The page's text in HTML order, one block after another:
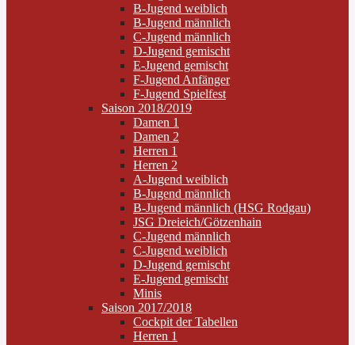
B-Jugend weiblich
B-Jugend männlich
C-Jugend männlich
D-Jugend gemischt
E-Jugend gemischt
F-Jugend Anfänger
F-Jugend Spielfest
Saison 2018/2019
Damen 1
Damen 2
Herren 1
Herren 2
A-Jugend weiblich
B-Jugend männlich
B-Jugend männlich (HSG Rodgau)
JSG Dreieich/Götzenhain
C-Jugend männlich
C-Jugend weiblich
D-Jugend gemischt
E-Jugend gemischt
Minis
Saison 2017/2018
Cockpit der Tabellen
Herren 1